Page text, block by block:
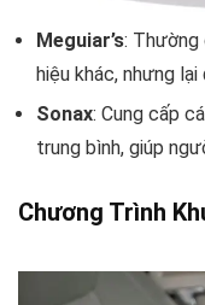
Meguiar’s: Thường
hiệu khác, nhưng
Sonax: Cung cấp
trung bình, giúp
Chương Trình